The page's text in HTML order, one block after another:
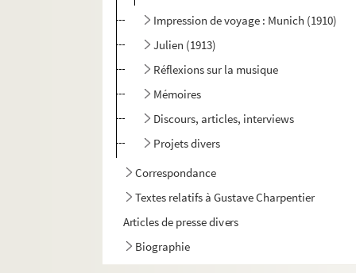
Impression de voyage : Munich (1910)
Julien (1913)
Réflexions sur la musique
Mémoires
Discours, articles, interviews
Projets divers
Correspondance
Textes relatifs à Gustave Charpentier
Articles de presse divers
Biographie